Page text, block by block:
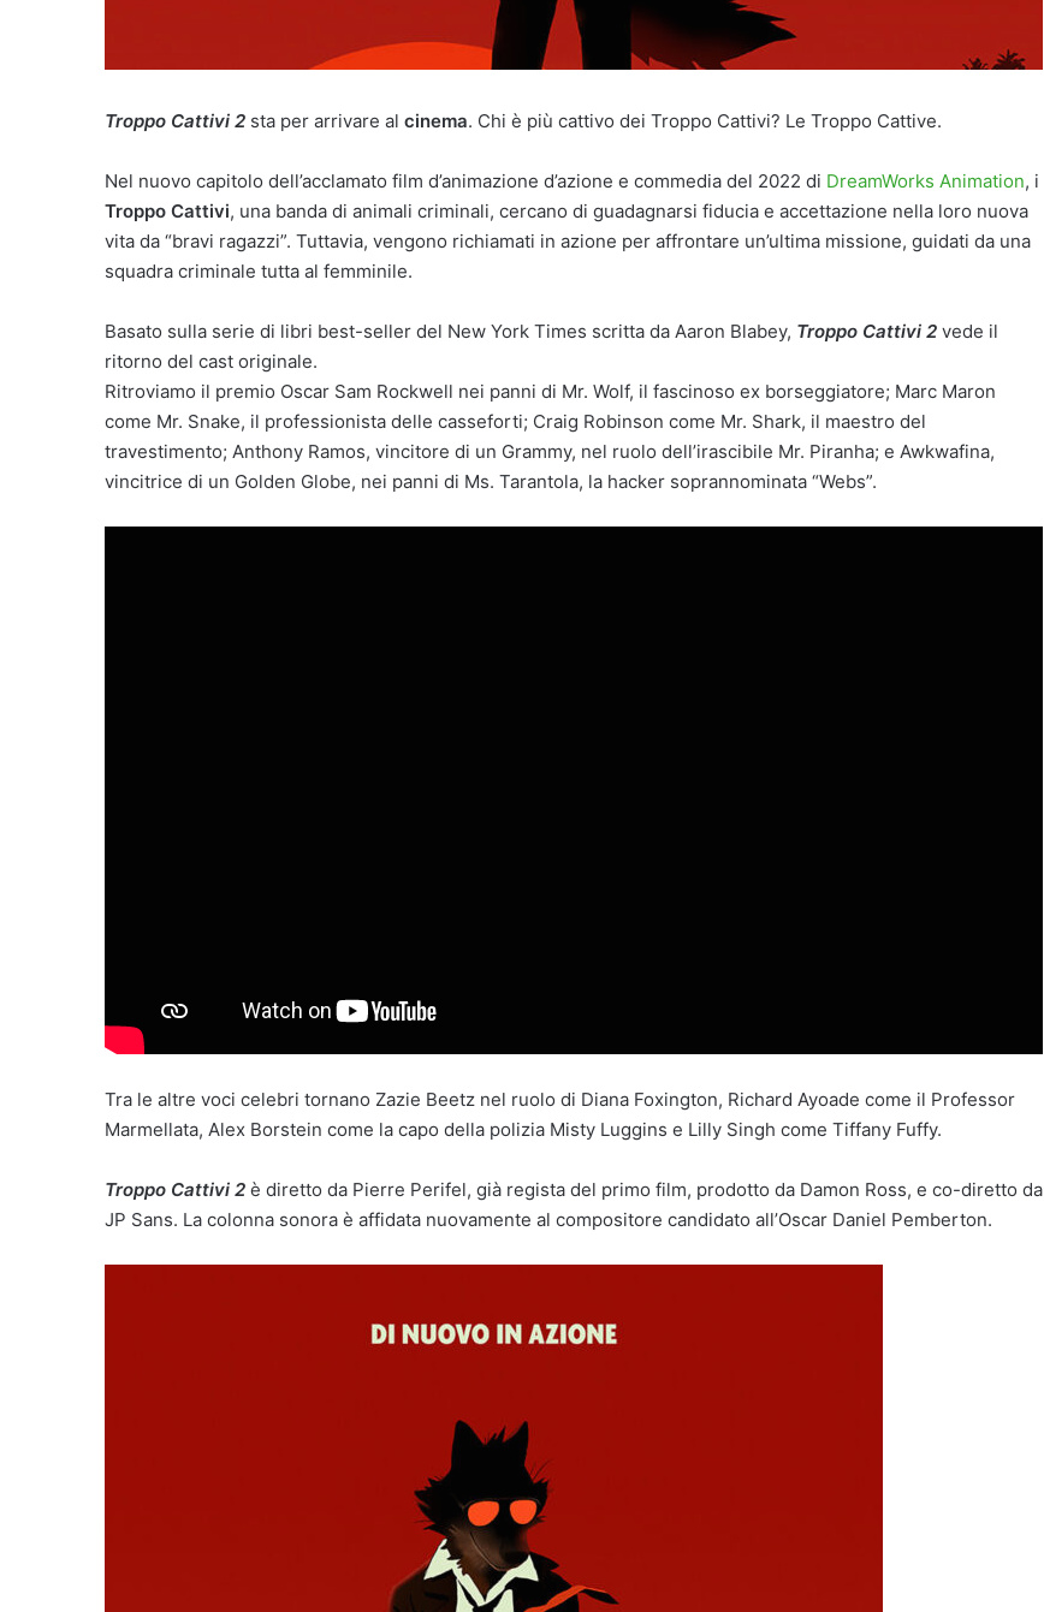
Troppo Cattivi 2 sta per arrivare al cinema. Chi è più cattivo dei Troppo Cattivi? Le Troppo Cattive.
Nel nuovo capitolo dell’acclamato film d’animazione d’azione e commedia del 2022 di DreamWorks Animation, i
Troppo Cattivi, una banda di animali criminali, cercano di guadagnarsi fiducia e accettazione nella loro nuova
vita da “bravi ragazzi”. Tuttavia, vengono richiamati in azione per affrontare un’ultima missione, guidati da una
squadra criminale tutta al femminile.
Basato sulla serie di libri best-seller del New York Times scritta da Aaron Blabey, Troppo Cattivi 2 vede il
ritorno del cast originale.
Ritroviamo il premio Oscar Sam Rockwell nei panni di Mr. Wolf, il fascinoso ex borseggiatore; Marc Maron
come Mr. Snake, il professionista delle casseforti; Craig Robinson come Mr. Shark, il maestro del
travestimento; Anthony Ramos, vincitore di un Grammy, nel ruolo dell’irascibile Mr. Piranha; e Awkwafina,
vincitrice di un Golden Globe, nei panni di Ms. Tarantola, la hacker soprannominata “Webs”.
Tra le altre voci celebri tornano Zazie Beetz nel ruolo di Diana Foxington, Richard Ayoade come il Professor
Marmellata, Alex Borstein come la capo della polizia Misty Luggins e Lilly Singh come Tiffany Fuffy.
Troppo Cattivi 2 è diretto da Pierre Perifel, già regista del primo film, prodotto da Damon Ross, e co-diretto da
JP Sans. La colonna sonora è affidata nuovamente al compositore candidato all’Oscar Daniel Pemberton.